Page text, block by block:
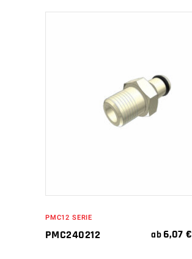
IN DEN WARENKORB
PMC12 SERIE
PMC240212 ab 6,07€